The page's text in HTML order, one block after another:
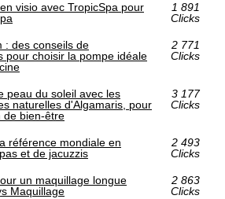
visio avec TropicSpa pour
1 891
Clicks
: des conseils de
pour choisir la pompe idéale
2 771
Clicks
peau du soleil avec les
naturelles d'Algamaris, pour
de bien-être
3 177
Clicks
référence mondiale en
et de jacuzzis
2 493
Clicks
un maquillage longue
Maquillage
2 863
Clicks